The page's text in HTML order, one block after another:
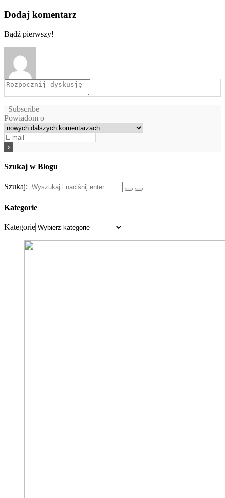
Dodaj komentarz
Bądź pierwszy!
Subscribe
Powiadom o
Szukaj w Blogu
Szukaj:
Kategorie
Kategorie